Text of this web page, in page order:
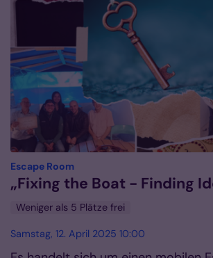
Escape Room:
„Fixing the Boat - Finding
Weniger als 5 Plätze frei
Samstag, 12. April 2025 10:00